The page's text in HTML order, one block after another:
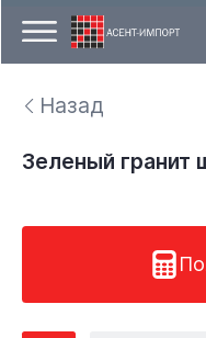
Назад
Зеленый гранит